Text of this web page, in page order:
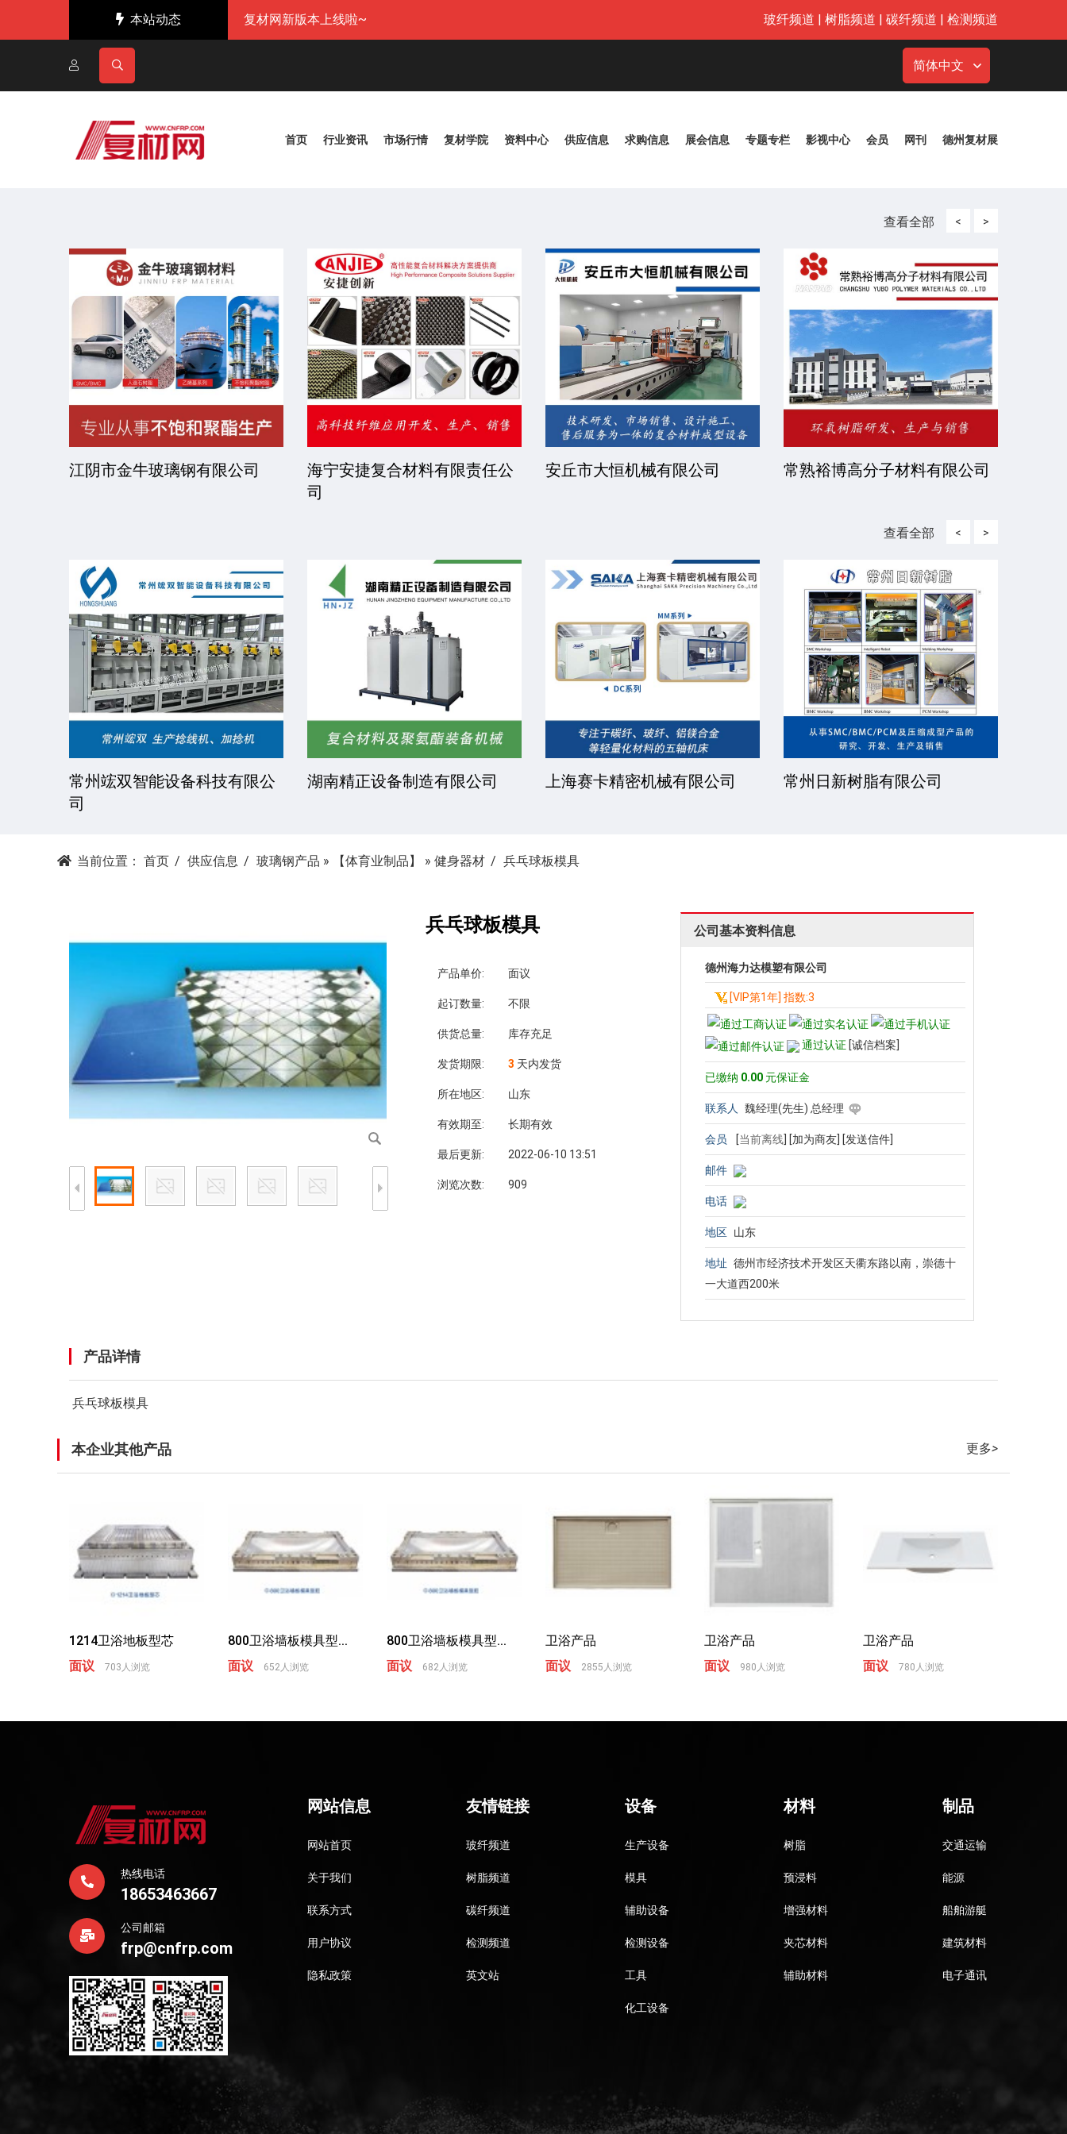
本站动态 复材网新版本上线啦~ 玻纤频道 | 树脂频道 | 碳纤频道 | 检测频道
简体中文
首页 行业资讯 市场行情 复材学院 资料中心 供应信息 求购信息 展会信息 专题专栏 影视中心 会员 网刊 德州复材展
查看全部 <
江阴市金牛玻璃钢有限公司
海宁安捷复合材料有限责任公
司
安丘市大恒机械有限公司 常熟裕博高分子材料有限公司
>
查看全部 <
常州竤双智能设备科技有限公
司
湖南精正设备制造有限公司 上海赛卡精密机械有限公司 常州日新树脂有限公司
>
当前位置： 首页 供应信息 玻璃钢产品 » 【体育业制品】 » 健身器材 兵乓球板模具
兵乓球板模具
产品单价: 面议
起订数量: 不限
供货总量: 库存充足
发货期限: 3 天内发货
所在地区: 山东
有效期至: 长期有效
最后更新: 2022-06-10 13:51
浏览次数: 909
公司基本资料信息
德州海力达模塑有限公司
[VIP第1年] 指数:3
通过认证 [诚信档案]
已缴纳 0.00 元保证金
联系人 魏经理(先生) 总经理
会员 [当前离线] [加为商友] [发送信件]
邮件
电话
地区 山东
地址 德州市经济技术开发区天衢东路以南，崇德十
一大道西200米
产品详情
兵乓球板模具
本企业其他产品 更多>
1214卫浴地板型芯
面议
703人浏览
800卫浴墙板模具型...
面议
652人浏览
800卫浴墙板模具型...
面议
682人浏览
卫浴产品
面议
2855人浏览
卫浴产品
面议
980人浏览
卫浴产品
面议
780人浏览
热线电话
18653463667
公司邮箱
frp@cnfrp.com
网站信息
网站首页
关于我们
联系方式
用户协议
隐私政策
友情链接
玻纤频道
树脂频道
碳纤频道
检测频道
英文站
设备
生产设备
模具
辅助设备
检测设备
工具
化工设备
材料
树脂
预浸料
增强材料
夹芯材料
辅助材料
制品
交通运输
能源
船舶游艇
建筑材料
电子通讯